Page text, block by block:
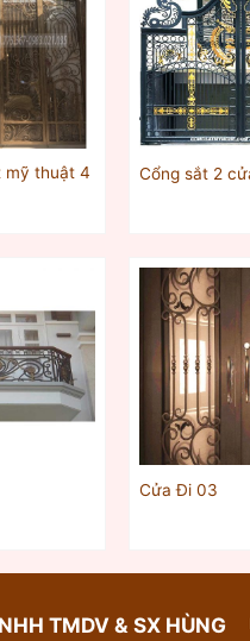
mỹ thuật 4
Cổng sắt 2
Cửa Đi 03
TMDV & SX HÙNG